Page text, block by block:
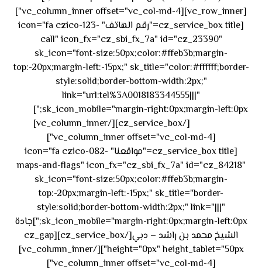
[vc_row_inner][vc_column_inner offset="vc_col-md-4"]
[cz_service_box title="رقم الهاتف" icon="fa czico-123-
call" icon_fx="cz_sbi_fx_7a" id="cz_23390"
sk_icon="font-size:50px;color:#ffeb3b;margin-
top:-20px;margin-left:-15px;" sk_title="color:#ffffff;border-
style:solid;border-bottom-width:2px;"
link="url:tel%3A0018183344555|||"
sk_icon_mobile="margin-right:0px;margin-left:0px;"]
[/cz_service_box][/vc_column_inner]
[vc_column_inner offset="vc_col-md-4"]
[cz_service_box title="مواقعنا" icon="fa czico-082-
maps-and-flags" icon_fx="cz_sbi_fx_7a" id="cz_84218"
sk_icon="font-size:50px;color:#ffeb3b;margin-
top:-20px;margin-left:-15px;" sk_title="border-
style:solid;border-bottom-width:2px;" link="|||"
sk_icon_mobile="margin-right:0px;margin-left:0px;"]جادة
الشيخ محمد بن راشد – دبي[/cz_service_box][cz_gap
height="0px" height_tablet="50px"][/vc_column_inner]
[vc_column_inner offset="vc_col-md-4"]